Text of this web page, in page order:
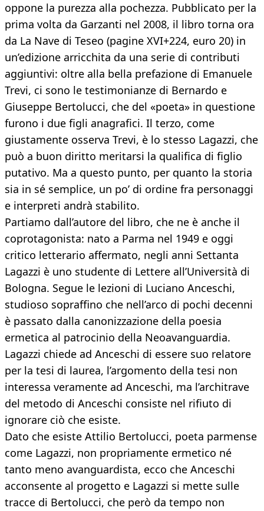
oppone la purezza alla pochezza. Pubblicato per la
prima volta da Garzanti nel 2008, il libro torna ora
da La Nave di Teseo (pagine XVI+224, euro 20) in
un’edizione arricchita da una serie di contributi
aggiuntivi: oltre alla bella prefazione di Emanuele
Trevi, ci sono le testimonianze di Bernardo e
Giuseppe Bertolucci, che del «poeta» in questione
furono i due figli anagrafici. Il terzo, come
giustamente osserva Trevi, è lo stesso Lagazzi, che
può a buon diritto meritarsi la qualifica di figlio
putativo. Ma a questo punto, per quanto la storia
sia in sé semplice, un po’ di ordine fra personaggi
e interpreti andrà stabilito.
Partiamo dall’autore del libro, che ne è anche il
coprotagonista: nato a Parma nel 1949 e oggi
critico letterario affermato, negli anni Settanta
Lagazzi è uno studente di Lettere all’Università di
Bologna. Segue le lezioni di Luciano Anceschi,
studioso sopraffino che nell’arco di pochi decenni
è passato dalla canonizzazione della poesia
ermetica al patrocinio della Neoavanguardia.
Lagazzi chiede ad Anceschi di essere suo relatore
per la tesi di laurea, l’argomento della tesi non
interessa veramente ad Anceschi, ma l’architrave
del metodo di Anceschi consiste nel rifiuto di
ignorare ciò che esiste.
Dato che esiste Attilio Bertolucci, poeta parmense
come Lagazzi, non propriamente ermetico né
tanto meno avanguardista, ecco che Anceschi
acconsente al progetto e Lagazzi si mette sulle
tracce di Bertolucci, che però da tempo non